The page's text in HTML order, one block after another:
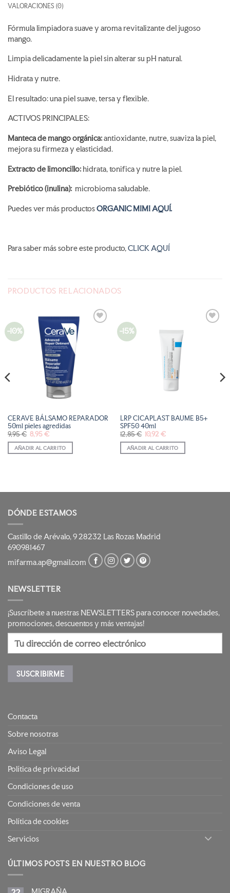
VALORACIONES (0)
Fórmula limpiadora suave y aroma revitalizante del jugoso
mango.
Limpia delicadamente la piel sin alterar su pH natural.
Hidrata y nutre.
El resultado: una piel suave, tersa y flexible.
ACTIVOS PRINCIPALES:
Manteca de mango orgánica:antioxidante, nutre, suaviza la piel,
mejora su firmeza y elasticidad.
Extracto de limoncillo:hidrata, tonifica y nutre la piel.
Prebiótico (inulina): microbioma saludable.
Puedes ver más productosORGANIC MIMI AQUÍ.
Para saber más sobre este producto,CLICK AQUÍ
PRODUCTOS RELACIONADOS
-10%
AÑADIR
CERAVE BÁLSAMO REPARADOR
50ml pieles agredidas
9,95€ El
precio
original
era:
9,95 €.
8,95€El
actual
es:
8,95 €.
AÑADIR AL CARRITO
-15%
LRP CICAPLAST BAUME B5+
SPF50 40ml
12,85€ El
precio
original
era:
12,85 €.
10,92€El
actual
es:
10,92 €.
AÑADIR AL CARRITO
DÓNDE ESTAMOS
Castillo de Arévalo, 9 28232 Las Rozas Madrid
690981467
mifarma.ap@gmail.com
NEWSLETTER
¡Suscríbete a nuestras NEWSLETTERS para conocer novedades,
promociones, descuentos y más ventajas!
Contacta
Sobre nosotras
Aviso Legal
Política de privacidad
Condiciones de uso
Condiciones de venta
Política de cookies
Servicios
ÚLTIMOS POSTS EN NUESTRO BLOG